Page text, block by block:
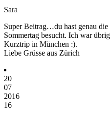
Sara
Super Beitrag…du hast genau
Sommertag besucht. Ich war
Kurztrip in München :).
Liebe Grüsse aus Zürich
20
07
2016
16